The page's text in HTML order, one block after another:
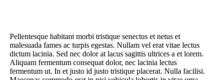
Pellentesque habitant morbi tristique senectus et netus et
malesuada fames ac turpis egestas. Nullam vel erat vitae lectus
dictum lacinia. Sed nec dolor at lacus sagittis ultrices a et lorem.
Aliquam fermentum consequat dolor, nec lacinia lectus
fermentum ut. In et justo id justo tristique placerat. Nulla facilisi.